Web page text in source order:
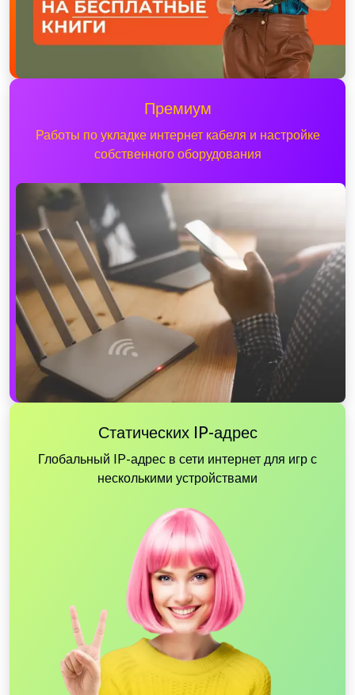
Премиум
Работы по укладке интернет кабеля и настройке
собственного оборудования
Статических IP-адрес
Глобальный IP-адрес в сети интернет для игр с
несколькими устройствами